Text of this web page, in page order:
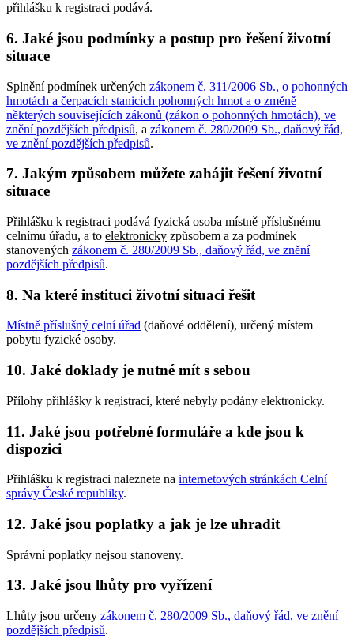
přihlášku k registraci podává.
6. Jaké jsou podmínky a postup pro řešení životní
situace
Splnění podmínek určených zákonem č. 311/2006 Sb., o pohonných
hmotách a čerpacích stanicích pohonných hmot a o změně
některých souvisejících zákonů (zákon o pohonných hmotách), ve
znění pozdějších předpisů, a zákonem č. 280/2009 Sb., daňový řád,
ve znění pozdějších předpisů.
7. Jakým způsobem můžete zahájit řešení životní
situace
Přihlášku k registraci podává fyzická osoba místně příslušnému
celnímu úřadu, a to elektronicky způsobem a za podmínek
stanovených zákonem č. 280/2009 Sb., daňový řád, ve znění
pozdějších předpisů.
8. Na které instituci životní situaci řešit
Místně příslušný celní úřad (daňové oddělení), určený místem
pobytu fyzické osoby.
10. Jaké doklady je nutné mít s sebou
Přílohy přihlášky k registraci, které nebyly podány elektronicky.
11. Jaké jsou potřebné formuláře a kde jsou k
dispozici
Přihlášku k registraci naleznete na internetových stránkách Celní
správy České republiky.
12. Jaké jsou poplatky a jak je lze uhradit
Správní poplatky nejsou stanoveny.
13. Jaké jsou lhůty pro vyřízení
Lhůty jsou určeny zákonem č. 280/2009 Sb., daňový řád, ve znění
pozdějších předpisů.